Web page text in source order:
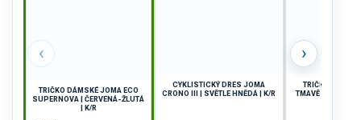
‹
TRIČKO DÁMSKÉ JOMA ECO
SUPERNOVA | ČERVENÁ-ŽLUTÁ
| K/R
CYKLISTICKÝ DRES JOMA
CRONO III | SVĚTLE HNĚDÁ | K/R
TRIČKO JOMA
TMAVĚ MODRÁ-
›